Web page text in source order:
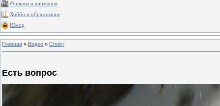
Фильмы и анимация
Хобби и образование
Юмор
Главная » Видео » Спорт
Есть вопрос